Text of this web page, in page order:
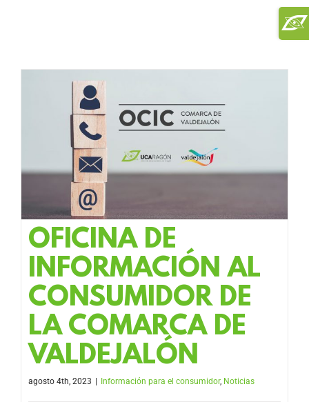
OFICINA DE
INFORMACIÓN AL
CONSUMIDOR DE
LA COMARCA DE
VALDEJALÓN
agosto 4th, 2023 Información para el consumidor, Noticias
Area